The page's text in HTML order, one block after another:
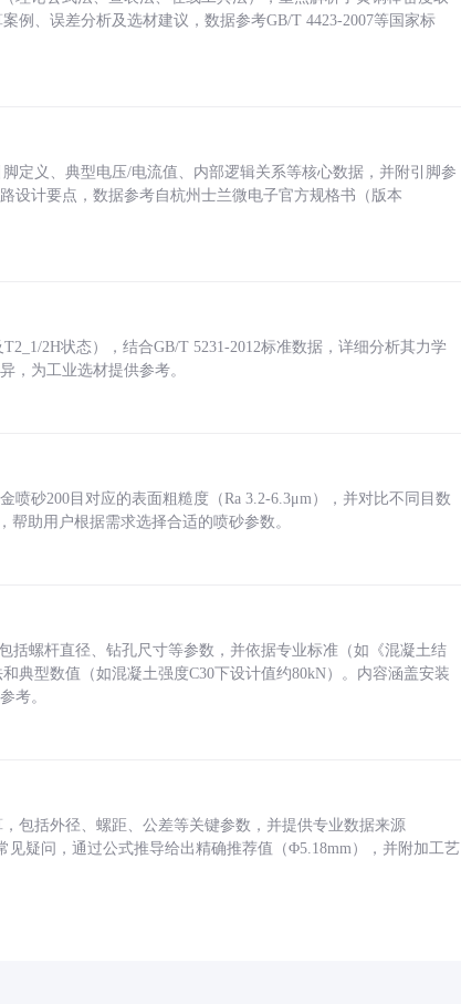
例、误差分析及选材建议，数据参考GB/T 4423-2007等国家标
定义、典型电压/电流值、内部逻辑关系等核心数据，并附引脚参
设计要点，数据参考自杭州士兰微电子官方规格书（版本
2H状态），结合GB/T 5231-2012标准数据，详细分析其力学
，为工业选材提供参考。
砂200目对应的表面粗糙度（Ra 3.2-6.3μm），并对比不同目数
帮助用户根据需求选择合适的喷砂参数。
括螺杆直径、钻孔尺寸等参数，并依据专业标准（如《混凝土结
典型数值（如混凝土强度C30下设计值约80kN）。内容涵盖安装
考。
包括外径、螺距、公差等关键参数，并提供专业数据来源
见疑问，通过公式推导给出精确推荐值（Φ5.18mm），并附加工艺